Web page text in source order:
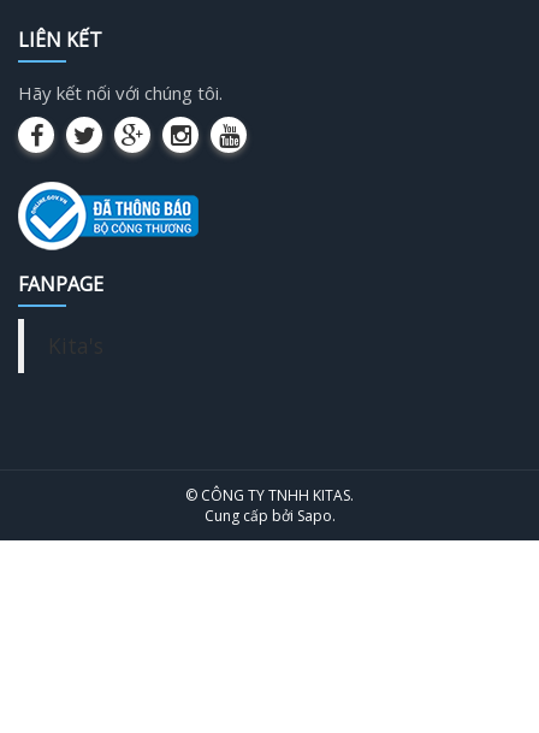
LIÊN KẾT
Hãy kết nối với chúng tôi.
FANPAGE
© CÔNG TY TNHH KITAS.
Cung cấp bởi Sapo.